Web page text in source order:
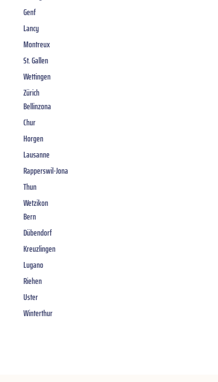
Genf
Lancy
Montreux
St. Gallen
Wettingen
Zürich
Bellinzona
Chur
Horgen
Lausanne
Rapperswil-Jona
Thun
Wetzikon
Bern
Dübendorf
Kreuzlingen
Lugano
Riehen
Uster
Winterthur